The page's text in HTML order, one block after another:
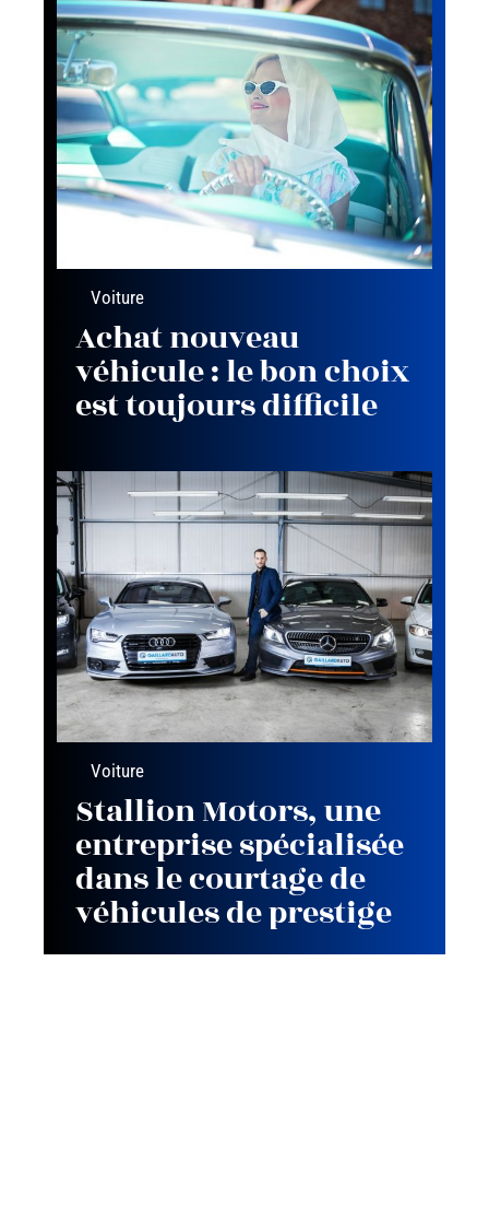
Voiture
Achat nouveau
véhicule : le bon choix
est toujours difficile
Voiture
Stallion Motors, une
entreprise spécialisée
dans le courtage de
véhicules de prestige